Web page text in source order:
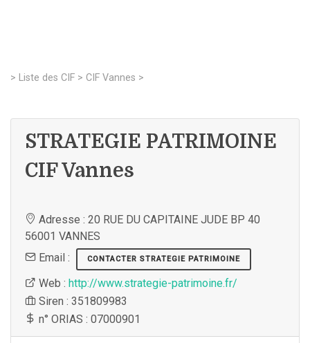
> Liste des CIF > CIF Vannes >
STRATEGIE PATRIMOINE
CIF Vannes
Adresse : 20 RUE DU CAPITAINE JUDE BP 40
56001 VANNES
Email :
CONTACTER STRATEGIE PATRIMOINE
Web : http://www.strategie-patrimoine.fr/
Siren : 351809983
n° ORIAS : 07000901